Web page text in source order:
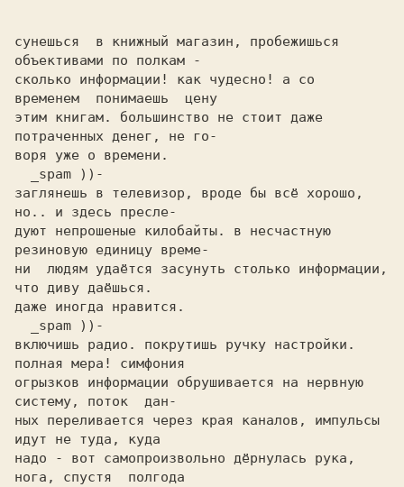
сунешься  в книжный магазин, пробежишься
объективами по полкам -
сколько информации! как чудесно! а со
временем  понимаешь  цену
этим книгам. большинство не стоит даже
потраченных денег, не го-
воря уже о времени.
заглянешь в телевизор, вроде бы всё хорошо,
но.. и здесь пресле-
дуют непрошеные килобайты. в несчастную
резиновую единицу време-
ни  людям удаётся засунуть столько информации,
что диву даёшься.
даже иногда нравится.
включишь радио. покрутишь ручку настройки.
полная мера! симфония
огрызков информации обрушивается на нервную
систему, поток  дан-
ных переливается через края каналов, импульсы
идут не туда, куда
надо - вот самопроизвольно дёрнулась рука,
нога, спустя  полгода